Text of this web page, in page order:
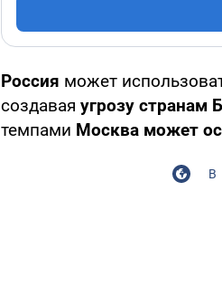
Россия может
создавая угрозу странам
темпами Москва может